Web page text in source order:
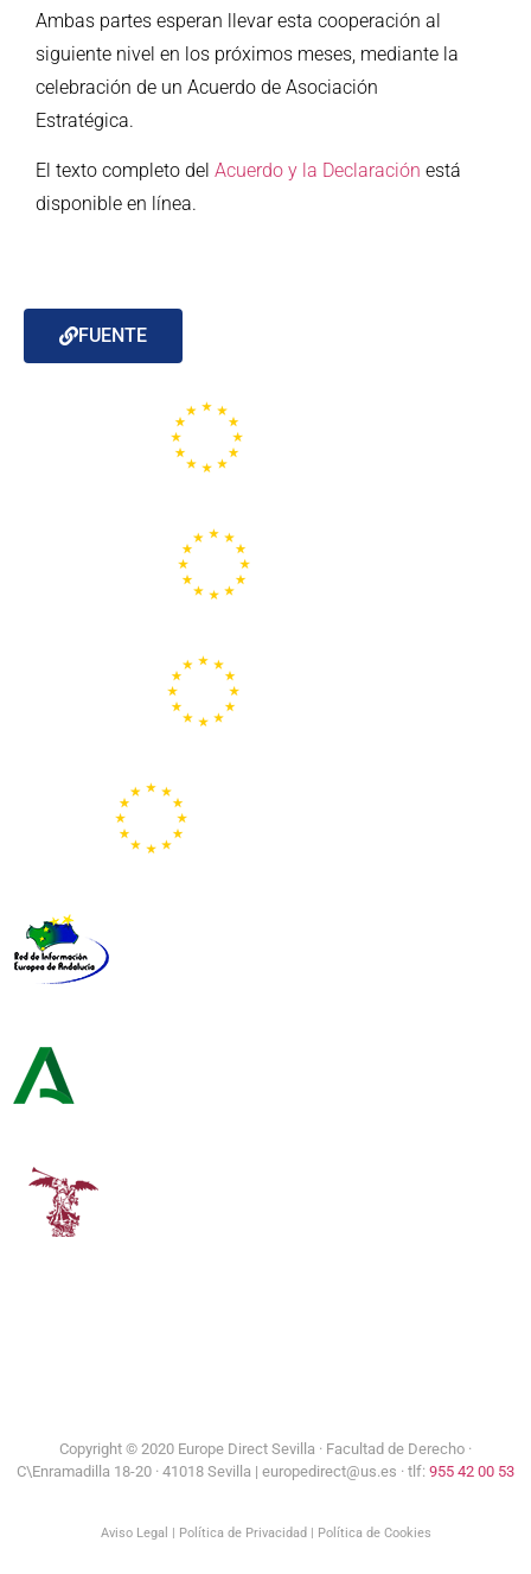
Ambas partes esperan llevar esta cooperación al
siguiente nivel en los próximos meses, mediante la
celebración de un Acuerdo de Asociación
Estratégica.
El texto completo del Acuerdo y la Declaración está
disponible en línea.
FUENTE
Copyright © 2020 Europe Direct Sevilla · Facultad de Derecho ·
C\Enramadilla 18-20 · 41018 Sevilla | europedirect@us.es · tlf: 955 42 00 53
Aviso Legal | Política de Privacidad | Política de Cookies